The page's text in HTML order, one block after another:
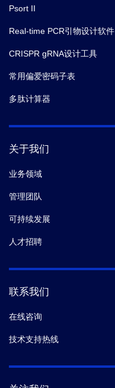
Psort II
Real-time PCR引物设计软件
CRISPR gRNA设计工具
常用偏爱密码子表
多肽计算器
关于我们
业务领域
管理团队
可持续发展
人才招聘
联系我们
在线咨询
技术支持热线